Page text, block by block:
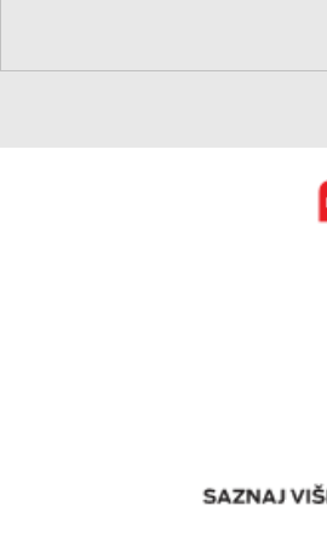
Empirijska potvrda različitog